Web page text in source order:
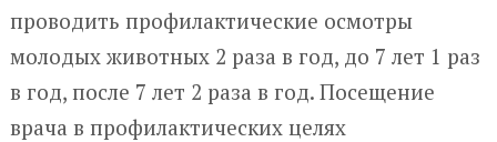
проводить профилактические осмотры
молодых животных 2 раза в год, до 7 лет 1 раз
в год, после 7 лет 2 раза в год. Посещение
врача в профилактических целях